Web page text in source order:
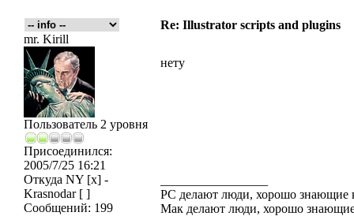
Re: Illustrator scripts and plugins
mr. Kirill
Пользователь 2 уровня
Присоединился:
2005/7/25 16:21
Откуда NY [x] -
Krasnodar [ ]
Сообщений: 199
нету
PC делают люди, хорошо знающие
Мак делают люди, хорошо